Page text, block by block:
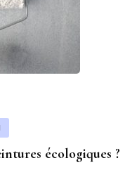
écologiques ?